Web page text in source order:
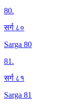
80.
सर्ग ८०
Sarga 80
81.
सर्ग ८१
Sarga 81